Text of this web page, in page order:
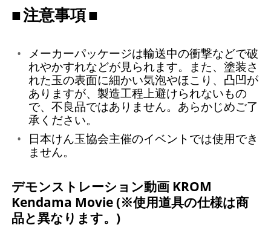
注意事項
メーカーパッケージは輸送中の衝撃などで破
れやかすれなどが見られます。また、塗装さ
れた玉の表面に細かい気泡やほこり、凸凹が
ありますが、製造工程上避けられないもの
で、不良品ではありません。あらかじめご了
承ください。
日本けん玉協会主催のイベントでは使用でき
ません。
デモンストレーション動画 KROM
Kendama Movie (※使用道具の仕様は商
品と異なります。)